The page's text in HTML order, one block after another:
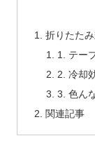
折りたた
1. テー
2. 冷却
3. 色ん
関連記事